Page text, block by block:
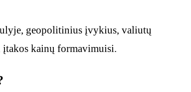
geopolitinius įvykius, valiutų
kainų formavimuisi.